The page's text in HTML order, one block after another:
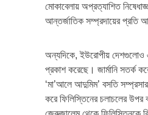
মোকাবেলায় অপ্রত্যাশিত
আন্তর্জাতিক সম্প্রদায়ের প্রতি
অন্যদিকে, ইউরোপীয় দেশগুলোও
প্রকাশ করেছে। জার্মানি সতর্ক
‘মা’আলে আদুমিম’ বসতি
করে ফিলিস্তিনের চলাচলের উপর